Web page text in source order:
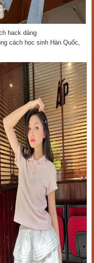
hack dáng
cách học sinh Hàn Quốc,